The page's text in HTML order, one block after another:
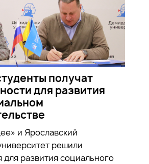
получат
для развития
и Ярославский
решили
для развития социального